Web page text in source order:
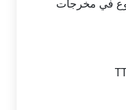
في مخرجات